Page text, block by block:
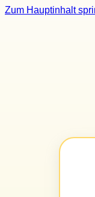
Zum Hauptinhalt